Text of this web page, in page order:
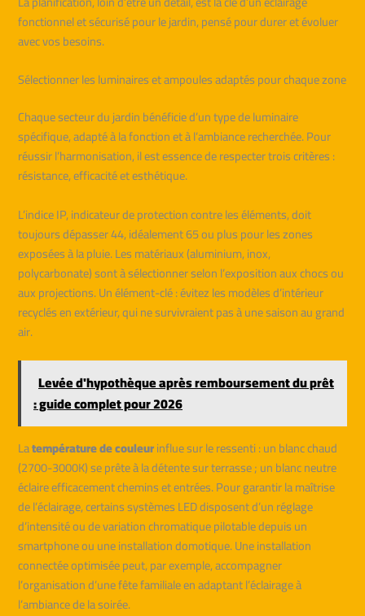
fonctionnel et sécurisé pour le jardin, pensé pour durer et évoluer
avec vos besoins.
Sélectionner les luminaires et ampoules adaptés pour chaque zone
Chaque secteur du jardin bénéficie d’un type de luminaire
spécifique, adapté à la fonction et à l’ambiance recherchée. Pour
réussir l’harmonisation, il est essence de respecter trois critères :
résistance, efficacité et esthétique.
L’indice IP, indicateur de protection contre les éléments, doit
toujours dépasser 44, idéalement 65 ou plus pour les zones
exposées à la pluie. Les matériaux (aluminium, inox,
polycarbonate) sont à sélectionner selon l’exposition aux chocs ou
aux projections. Un élément-clé : évitez les modèles d’intérieur
recyclés en extérieur, qui ne survivraient pas à une saison au grand
air.
Levée d'hypothèque après remboursement du prêt
: guide complet pour 2026
Latempérature de couleurinflue sur le ressenti : un blanc chaud
(2700-3000K) se prête à la détente sur terrasse ; un blanc neutre
éclaire efficacement chemins et entrées. Pour garantir la maîtrise
de l’éclairage, certains systèmes LED disposent d’un réglage
d’intensité ou de variation chromatique pilotable depuis un
smartphone ou une installation domotique. Une installation
connectée optimisée peut, par exemple, accompagner
l’organisation d’une fête familiale en adaptant l’éclairage à
l’ambiance de la soirée.